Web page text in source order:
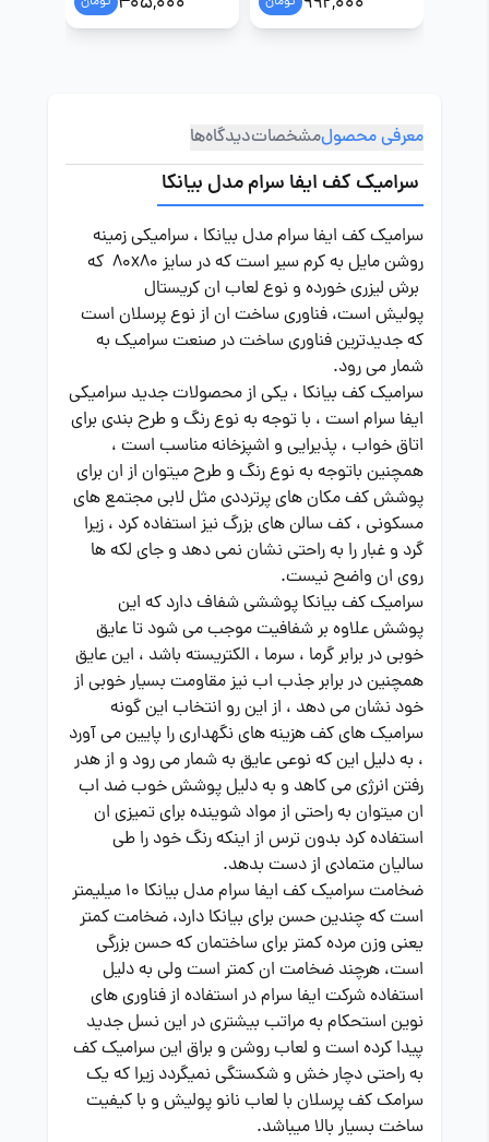
معرفی محصولمشخصاتدیدگاه‌ها
سرامیک کف ایفا سرام مدل بیانکا
سرامیک کف ایفا سرام مدل بیانکا ، سرامیکی زمینه
روشن مایل به کرم سیر است که در سایز 80x80 که
برش لیزری خورده و نوع لعاب ان کریستال
پولیش است، فناوری ساخت ان از نوع پرسلان است
که جدیدترین فناوری ساخت در صنعت سرامیک به
شمار می رود.
سرامیک کف بیانکا ، یکی از محصولات جدید سرامیکی
ایفا سرام است ، با توجه به نوع رنگ و طرح بندی برای
اتاق خواب ، پذیرایی و اشپزخانه مناسب است ،
همچنین باتوجه به نوع رنگ و طرح میتوان از ان برای
پوشش کف مکان های پرترددی مثل لابی مجتمع های
مسکونی ، کف سالن های بزرگ نیز استفاده کرد ، زیرا
گرد و غبار را به راحتی نشان نمی دهد و جای لکه ها
روی ان واضح نیست.
سرامیک کف بیانکا پوششی شفاف دارد که این
پوشش علاوه بر شفافیت موجب می شود تا عایق
خوبی در برابر گرما ، سرما ، الکتریسته باشد ، این عایق
همچنین در برابر جذب اب نیز مقاومت بسیار خوبی از
خود نشان می دهد ، از این رو انتخاب این گونه
سرامیک های کف هزینه های نگهداری را پایین می آورد
، به دلیل این که نوعی عایق به شمار می رود و از هدر
رفتن انرژی می کاهد و به دلیل پوشش خوب ضد اب
ان میتوان به راحتی از مواد شوینده برای تمیزی ان
استفاده کرد بدون ترس از اینکه رنگ خود را طی
سالیان متمادی از دست بدهد.
ضخامت سرامیک کف ایفا سرام مدل بیانکا 10 میلیمتر
است که چندین حسن برای بیانکا دارد، ضخامت کمتر
یعنی وزن مرده کمتر برای ساختمان که حسن بزرگی
است، هرچند ضخامت ان کمتر است ولی به دلیل
استفاده شرکت ایفا سرام در استفاده از فناوری های
نوین استحکام به مراتب بیشتری در این نسل جدید
پیدا کرده است و لعاب روشن و براق این سرامیک کف
به راحتی دچار خش و شکستگی نمیگردد زیرا که یک
سرامک کف پرسلان با لعاب نانو پولیش و با کیفیت
ساخت بسیار بالا میباشد.